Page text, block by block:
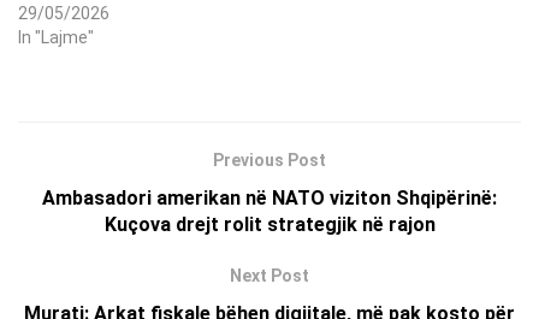
29/05/2026
In "Lajme"
Previous Post
Ambasadori amerikan në NATO viziton Shqipërinë:
Kuçova drejt rolit strategjik në rajon
Next Post
Murati: Arkat fiskale bëhen digjitale, më pak kosto për